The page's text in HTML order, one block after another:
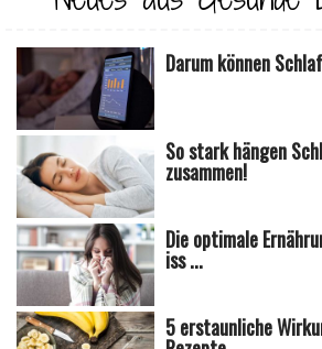
Darum können
So stark hängen
zusammen!
Die optimale
iss ...
5 erstaunliche